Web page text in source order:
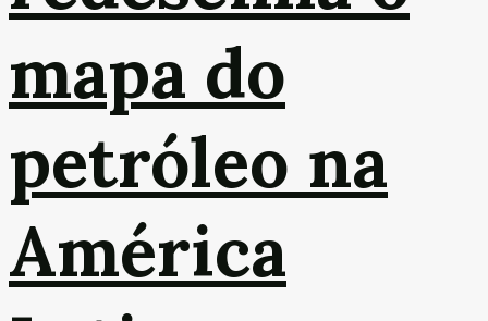
mapa do
petróleo na
América